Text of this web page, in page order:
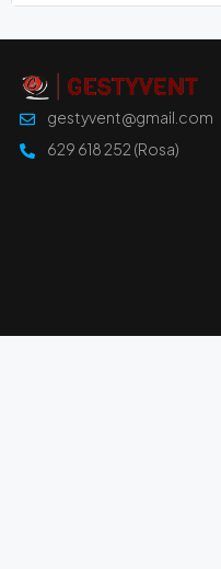
gestyvent@gmail.com
629 618 252 (Rosa)